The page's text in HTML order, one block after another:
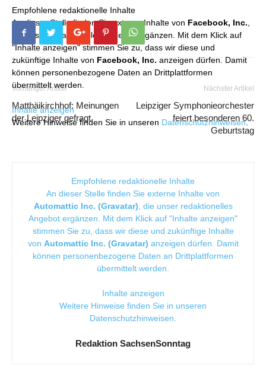
Empfohlene redaktionelle Inhalte
An dieser Stelle finden Sie externe Inhalte von Facebook, Inc.
die unser redaktionelles Angebot ergänzen. Mit dem Klick auf
"Inhalte anzeigen" stimmen Sie zu, dass wir diese und
zukünftige Inhalte von Facebook, Inc. anzeigen dürfen. Damit
können personenbezogene Daten an Drittplattformen
übermittelt werden.
Inhalte anzeigen
Weitere Hinweise finden Sie in unseren Datenschutzhinweisen.
Vorheriger Artikel
Matthäikirchhof: Meinungen
der Leipziger gefragt
Nächster Artikel
Leipziger Symphonieorchester
feiert besonderen 60.
Geburtstag
Empfohlene redaktionelle Inhalte
An dieser Stelle finden Sie externe Inhalte von
Automattic Inc. (Gravatar) , die unser redaktionelles
Angebot ergänzen. Mit dem Klick auf "Inhalte anzeigen"
stimmen Sie zu, dass wir diese und zukünftige Inhalte
von Automattic Inc. (Gravatar) anzeigen dürfen. Damit
können personenbezogene Daten an Drittplattformen
übermittelt werden.
Inhalte anzeigen
Weitere Hinweise finden Sie in unseren
Datenschutzhinweisen
Redaktion SachsenSonntag